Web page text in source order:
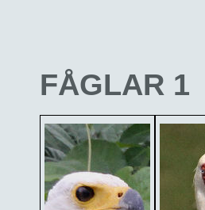
FÅGLAR 1